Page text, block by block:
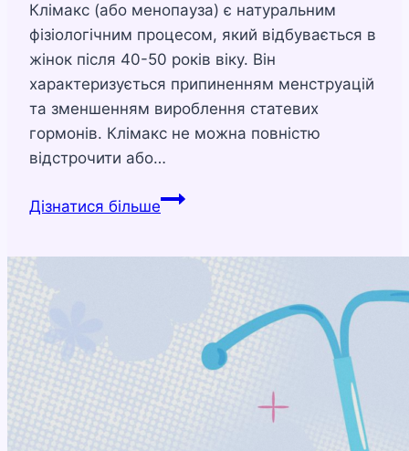
Клімакс (або менопауза) є натуральним
фізіологічним процесом, який відбувається в
жінок після 40-50 років віку. Він
характеризується припиненням менструацій
та зменшенням вироблення статевих
гормонів. Клімакс не можна повністю
відстрочити або…
Дізнатися більшеЯк